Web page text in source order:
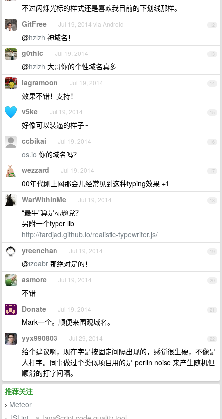
不过闪烁光标的样式还是喜欢我目前的下划线那样。
12
GitFree Jul 19, 2014 via Android
@hzlzh 神域名！
13
g0thic Jul 19, 2014
@hzlzh 大哥你的个性域名真多
14
lagramoon Jul 19, 2014
效果不错！支持！
15
v5ke Jul 19, 2014
好像可以装逼的样子~
16
ccbikai Jul 19, 2014
os.io 你的域名吗？
17
wezzard Jul 19, 2014
00年代刚上网那会儿经常见到这种typing效果 +1
18
WarWithinMe Jul 19, 2014
“最牛”算是标题党？
另附一个typer lib
http://fardjad.github.io/realistic-typewriter.js/
19
yreenchan Jul 19, 2014
@izoabr 那绝对是的！
20
asmore Jul 19, 2014
不错
21
Donate Jul 19, 2014
Mark一个。顺便来围观域名。
22
yyx990803 Jul 29, 2014
给个建议啊，现在字是按固定间隔出现的，感觉很生硬，不像是
人打字。同事做过个类似项目用的是 perlin noise 来产生随机但
顺滑的打字间隔。
推荐关注
› Meteor